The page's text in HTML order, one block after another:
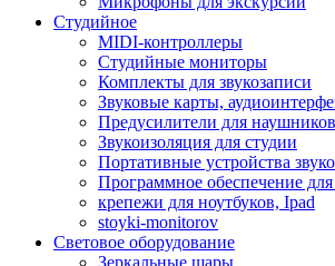
Студийное
MIDI-контроллеры
Студийные мониторы
Комплекты для звукозаписи
Звуковые карты,
Предусилители для наушников
Звукоизоляция для студии
Портативные устройства
Программное обеспечение для
крепежи для ноутбуков, Ipad
stoyki-monitorov
Световое оборудование
Зеркальные шары